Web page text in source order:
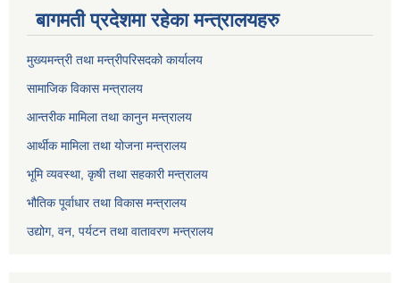
बागमती प्रदेशमा रहेका मन्त्रालयहरु
मुख्यमन्त्री तथा मन्त्रीपरिसदको कार्यालय
सामाजिक विकास मन्त्रालय
आन्तरीक मामिला तथा कानुन मन्त्रालय
आर्थीक मामिला तथा योजना मन्त्रालय
भूमि व्यवस्था, कृषी तथा सहकारी मन्त्रालय
भौतिक पूर्वाधार तथा विकास मन्त्रालय
उद्योग, वन, पर्यटन तथा वातावरण मन्त्रालय